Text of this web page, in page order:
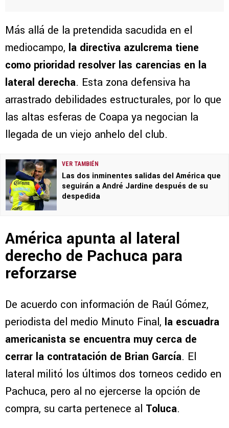
Más allá de la pretendida sacudida en el
mediocampo, la directiva azulcrema tiene
como prioridad resolver las carencias en la
lateral derecha. Esta zona defensiva ha
arrastrado debilidades estructurales, por lo que
las altas esferas de Coapa ya negocian la
llegada de un viejo anhelo del club.
VER TAMBIÉN
Las dos inminentes salidas del América que
seguirán a André Jardine después de su
despedida
América apunta al lateral
derecho de Pachuca para
reforzarse
De acuerdo con información de Raúl Gómez,
periodista del medio Minuto Final, la escuadra
americanista se encuentra muy cerca de
cerrar la contratación de Brian García. El
lateral militó los últimos dos torneos cedido en
Pachuca, pero al no ejercerse la opción de
compra, su carta pertenece al Toluca.